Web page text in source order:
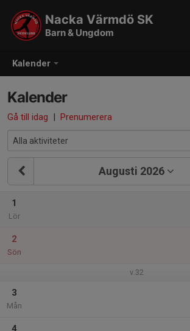
Kalender
Nacka Värmdö SK
Barn & Ungdom
Kalender
Gå till idag | Prenumerera
Augusti 2026
1
Lör
2
Sön
v.32
3
Mån
4